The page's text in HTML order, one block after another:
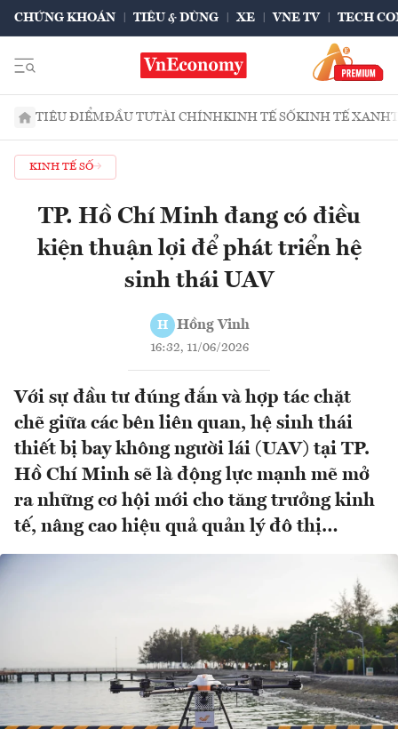
CHỨNG KHOÁN TIÊU & DÙNG XE VNE TV TECH
TIÊU ĐIỂMĐẦU TƯTÀI CHÍNHKINH TẾ SỐKINH TẾ XANH
KINH TẾ SỐ
TP. Hồ Chí Minh đang có điều
kiện thuận lợi để phát triển hệ
sinh thái UAV
H Hồng Vinh
16:32, 11/06/2026
Với sự đầu tư đúng đắn và hợp tác chặt
chẽ giữa các bên liên quan, hệ sinh thái
thiết bị bay không người lái (UAV) tại TP.
Hồ Chí Minh sẽ là động lực mạnh mẽ mở
ra những cơ hội mới cho tăng trưởng kinh
tế, nâng cao hiệu quả quản lý đô thị…